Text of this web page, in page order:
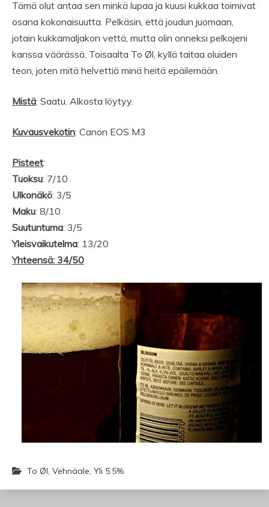
Tämä olut antaa sen minkä lupaa ja kuusi kukkaa toimivat
osana kokonaisuutta. Pelkäsin, että joudun juomaan,
jotain kukkamaljakon vettä, mutta olin onneksi pelkojeni
kanssa väärässä. Toisaalta To Øl, kyllä taitaa oluiden
teon, joten mitä helvettiä minä heitä epäilemään.
Mistä: Saatu. Alkosta löytyy.
Kuvausvekotin: Canon EOS M3
Pisteet:
Tuoksu: 7/10
Ulkonäkö: 3/5
Maku: 8/10
Suutuntuma: 3/5
Yleisvaikutelma: 13/20
Yhteensä: 34/50
To Øl, Vehnäale, Yli 5.5%